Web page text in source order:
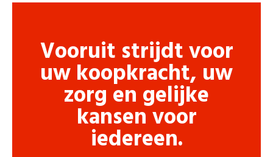
Vooruit strijdt voor
uw koopkracht, uw
zorg en gelijke
kansen voor
iedereen.